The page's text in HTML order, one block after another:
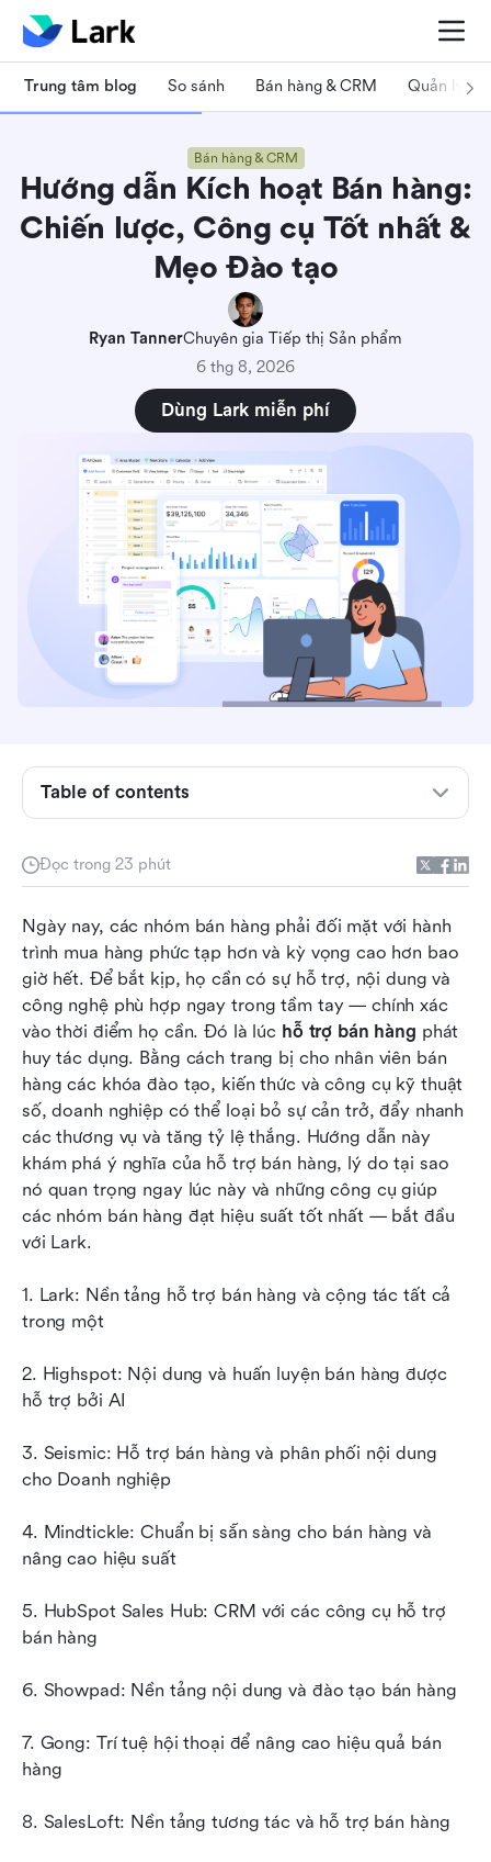
Trung tâm blog So sánh Bán hàng & CRM Quản lý dự
Bán hàng & CRM
Hướng dẫn Kích hoạt Bán hàng:
Chiến lược, Công cụ Tốt nhất &
Mẹo Đào tạo
Ryan TannerChuyên gia Tiếp thị Sản phẩm
6 thg 8, 2026
Dùng Lark miễn phí
Đọc trong 23 phút
Ngày nay, các nhóm bán hàng phải đối mặt với hành
trình mua hàng phức tạp hơn và kỳ vọng cao hơn bao
giờ hết. Để bắt kịp, họ cần có sự hỗ trợ, nội dung và
công nghệ phù hợp ngay trong tầm tay — chính xác
vào thời điểm họ cần. Đó là lúc hỗ trợ bán hàng phát
huy tác dụng. Bằng cách trang bị cho nhân viên bán
hàng các khóa đào tạo, kiến thức và công cụ kỹ thuật
số, doanh nghiệp có thể loại bỏ sự cản trở, đẩy nhanh
các thương vụ và tăng tỷ lệ thắng. Hướng dẫn này
khám phá ý nghĩa của hỗ trợ bán hàng, lý do tại sao
nó quan trọng ngay lúc này và những công cụ giúp
các nhóm bán hàng đạt hiệu suất tốt nhất — bắt đầu
với Lark.
1. Lark: Nền tảng hỗ trợ bán hàng và cộng tác tất cả
trong một
2. Highspot: Nội dung và huấn luyện bán hàng được
hỗ trợ bởi AI
3. Seismic: Hỗ trợ bán hàng và phân phối nội dung
cho Doanh nghiệp
4. Mindtickle: Chuẩn bị sẵn sàng cho bán hàng và
nâng cao hiệu suất
5. HubSpot Sales Hub: CRM với các công cụ hỗ trợ
bán hàng
6. Showpad: Nền tảng nội dung và đào tạo bán hàng
7. Gong: Trí tuệ hội thoại để nâng cao hiệu quả bán
hàng
8. SalesLoft: Nền tảng tương tác và hỗ trợ bán hàng
Table of contents
Sales enablement là gì?
giá nhanh
10 công cụ hỗ trợ bán hàng hàng đầu bạn nên
Các yếu tố cốt lõi của một chiến lược hỗ trợ
bán hàng vững mạnh
Thực tiễn tốt nhất/các mẹo triển khai với Lark
Tại sao hỗ trợ bán hàng lại quan trọng
Những xu hướng định hình việc hỗ trợ bán hàng
Kết luận
Câu hỏi thường gặp
Đọc liên quan